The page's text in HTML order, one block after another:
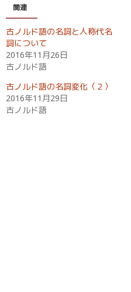
ン
ド
で
開
き
ま
す
)
(
い
ド
ウ
で
関連
古ノルド語の名詞と人称代名
詞について
2016年11月26日
古ノルド語
古ノルド語の名詞変化（２）
2016年11月29日
古ノルド語